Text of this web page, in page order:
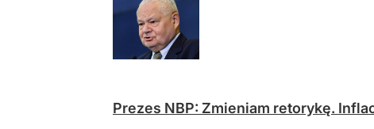
Prezes NBP: Zmieniam retorykę.